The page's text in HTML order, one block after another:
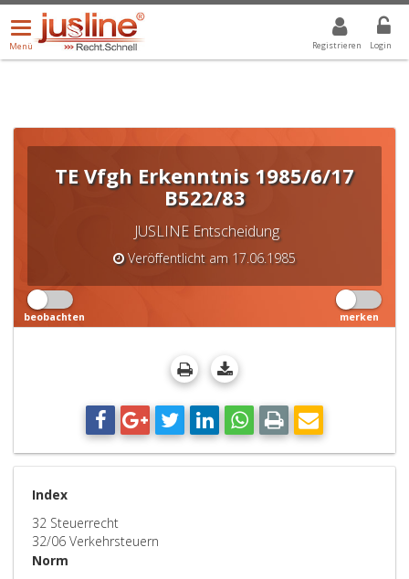
Registrieren Login
Menü
öffnen/schließen
Menü
ALLE DROPDOWN: GEWÄHLTER WERT IST ALLE
TE Vfgh Erkenntnis 1985/6/17
B522/83
JUSLINE Entscheidung
Veröffentlicht am 17.06.1985
beobachten merken
Index
32 Steuerrecht
32/06 Verkehrsteuern
Norm